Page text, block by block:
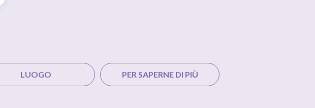
LUOGO PER SAPERNE DI PIÙ